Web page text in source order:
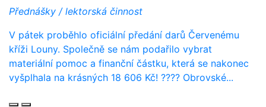
Přednášky / lektorská činnost
V pátek proběhlo oficiální předání darů Červenému
kříži Louny. Společně se nám podařilo vybrat
materiální pomoc a finanční částku, která se nakonec
vyšplhala na krásných 18 606 Kč! ???? Obrovské...